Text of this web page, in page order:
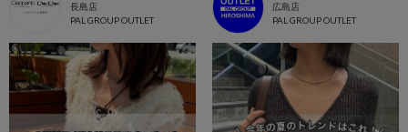
長島店
PAL GROUP OUTLET
広島店
PAL GROUP OUTLET